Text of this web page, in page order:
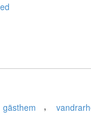
gästhem ,